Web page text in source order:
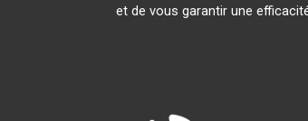
et de vous garantir une